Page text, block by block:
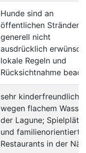
Hunde sind an
öffentlichen Stränden
generell nicht
ausdrücklich
lokale Regeln und
Rücksichtnahme
sehr kinderfreundlich
wegen flachem
der Lagune;
und familienorientierte
Restaurants in der